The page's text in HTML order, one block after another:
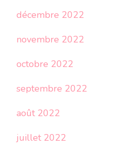
décembre 2022
novembre 2022
octobre 2022
septembre 2022
août 2022
juillet 2022